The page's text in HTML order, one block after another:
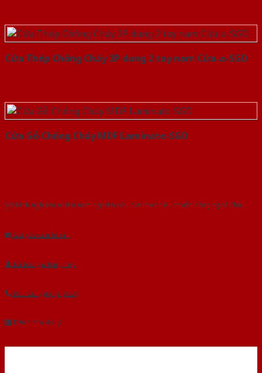
Cửa Thép Chống Cháy 2P dung 2 tay nam Cửa-a-SGD
Cửa Gỗ Chống Cháy MDF Laminate-SGD
Với kinh nghiệm nhiêu năm nghiên cứu cửa theo tiêu chuẩn công nghệ Châu
Gửi yêu cầu tư vấn
Tải báo giá tổng hợp
Yêu cầu gọi lại (3 phút)
Dành cho đại lý